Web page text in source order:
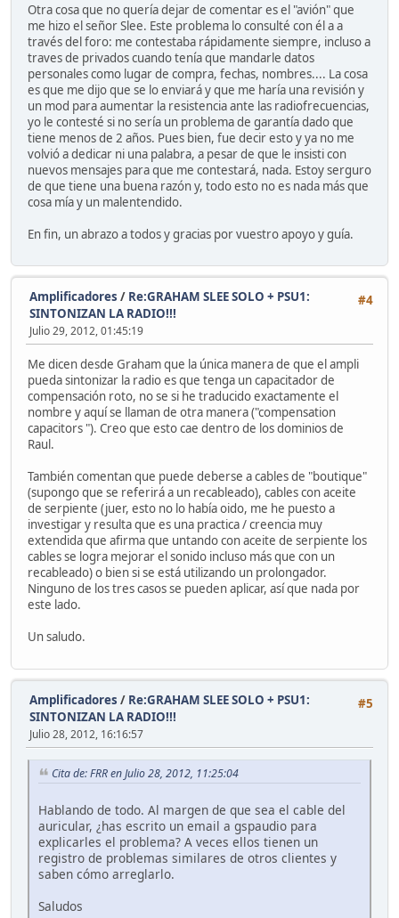
Otra cosa que no quería dejar de comentar es el "avión" que
me hizo el señor Slee. Este problema lo consulté con él a a
través del foro: me contestaba rápidamente siempre, incluso a
traves de privados cuando tenía que mandarle datos
personales como lugar de compra, fechas, nombres.... La cosa
es que me dijo que se lo enviará y que me haría una revisión y
un mod para aumentar la resistencia ante las radiofrecuencias,
yo le contesté si no sería un problema de garantía dado que
tiene menos de 2 años. Pues bien, fue decir esto y ya no me
volvió a dedicar ni una palabra, a pesar de que le insisti con
nuevos mensajes para que me contestará, nada. Estoy serguro
de que tiene una buena razón y, todo esto no es nada más que
cosa mía y un malentendido.
En fin, un abrazo a todos y gracias por vuestro apoyo y guía.
#4
Amplificadores / Re:GRAHAM SLEE SOLO + PSU1:
SINTONIZAN LA RADIO!!!
Julio 29, 2012, 01:45:19
Me dicen desde Graham que la única manera de que el ampli
pueda sintonizar la radio es que tenga un capacitador de
compensación roto, no se si he traducido exactamente el
nombre y aquí se llaman de otra manera ("compensation
capacitors "). Creo que esto cae dentro de los dominios de
Raul.
También comentan que puede deberse a cables de "boutique"
(supongo que se referirá a un recableado), cables con aceite
de serpiente (juer, esto no lo había oido, me he puesto a
investigar y resulta que es una practica / creencia muy
extendida que afirma que untando con aceite de serpiente los
cables se logra mejorar el sonido incluso más que con un
recableado) o bien si se está utilizando un prolongador.
Ninguno de los tres casos se pueden aplicar, así que nada por
este lado.
Un saludo.
#5
Amplificadores / Re:GRAHAM SLEE SOLO + PSU1:
SINTONIZAN LA RADIO!!!
Julio 28, 2012, 16:16:57
Cita de: FRR en Julio 28, 2012, 11:25:04
Hablando de todo. Al margen de que sea el cable del
auricular, ¿has escrito un email a gspaudio para
explicarles el problema? A veces ellos tienen un
registro de problemas similares de otros clientes y
saben cómo arreglarlo.
Saludos